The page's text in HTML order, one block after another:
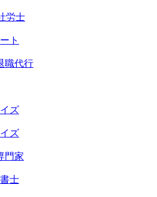
労士
ト
職代行
ズ
ズ
門家
士